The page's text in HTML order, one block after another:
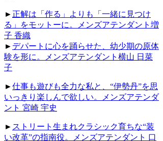
► 正解は「作る」よりも「一緒に見つけ
る」をモットーに。メンズアテンダント増
子 香織
► デパートに心を踊らせた、幼少期の原体
験を形に。メンズアテンダント横山 日菜
子
►仕事も遊びも全力な私と、“伊勢丹”を思
いっきり楽しんで欲しい。メンズアテンダ
ント 宮崎 宇史
► ストリート生まれクラシック育ちな“装
い改革”の指南役。メンズアテンダント 口